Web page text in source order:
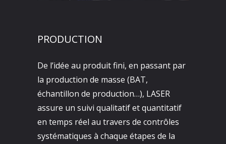
PRODUCTION
De l’idée au produit fini, en passant par
la production de masse (BAT,
échantillon de production…), LASER
assure un suivi qualitatif et quantitatif
en temps réel au travers de contrôles
systématiques à chaque étapes de la